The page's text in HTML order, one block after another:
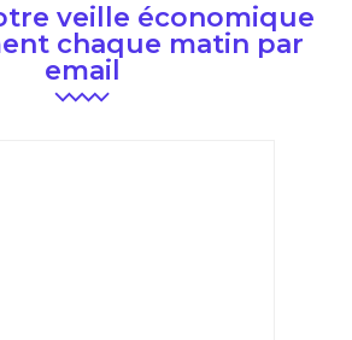
veille économique
chaque matin par
email